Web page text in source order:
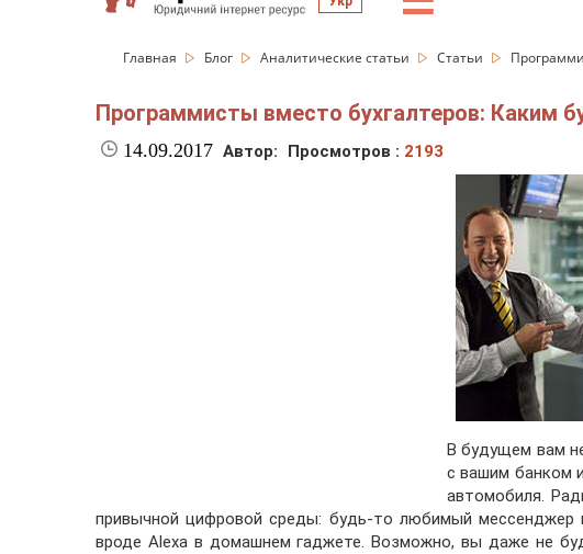
Главная Блог Аналитические статьи Статьи
Программисты вместо бухгалтеров: Каким
14.09.2017 Автор: Просмотров : 2193
В будущем вам
с вашим банком
автомобиля.
привычной цифровой среды: будь-то любимый мессенджер
вроде Alexa в домашнем гаджете. Возможно, вы даже не